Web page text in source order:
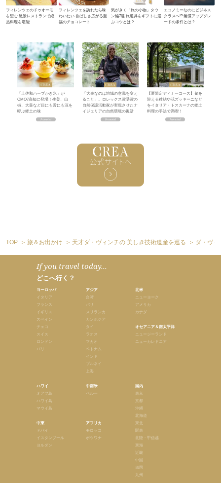
フィレンツェのドゥオーモ
を望む 絶景レストランで絶
品料理を堪能
フィレンツェを訪れたら味
わいたい 香ばしさ広がる至
福のチョコレート
気がきく「旅の小物」タウ
ン編7選 旅道具をギフトに選
ぶコツとは？
エコノミーなのにビジネス
クラスへ!? 無償アップグレ
ードの条件とは？
「土佐和ハーブかき氷」が
OMO7高知に登場！生姜、山
椒、大葉など目にも舌にも涼を
呼ぶ郷土の味
「大事なのは地域の意識を変え
ること」。ロレックス賞受賞の
自然保護活動家が実現させたナ
イジェリアの自然環境の復活
【夏限定ディナーコース】旬を
迎える稚鮎や花ズッキーニなど
をイタリア・トスカーナの郷土
料理の手法で満喫！
TOP 旅＆お出かけ 天才ダ・ヴィンチの 美しき技術遺産を巡る ダ・ヴィ
If you travel today...
どこへ行く？
ヨーロッパ
イタリア
フランス
イギリス
スペイン
チェコ
スイス
ロンドン
パリ
ハワイ
オアフ島
ハワイ島
マウイ島
中東
ドバイ
イスタンブール
ヨルダン
アジア
台湾
バリ
スリランカ
カンボジア
タイ
ラオス
マカオ
ベトナム
インド
ブルネイ
上海
中南米
ペルー
アフリカ
モロッコ
ボツワナ
北米
ニューヨーク
アメリカ
カナダ
オセアニア＆南太平洋
ニュージーランド
ニューカレドニア
国内
東京
京都
沖縄
北海道
東北
関東
北陸・甲信越
東海
近畿
中国
四国
九州